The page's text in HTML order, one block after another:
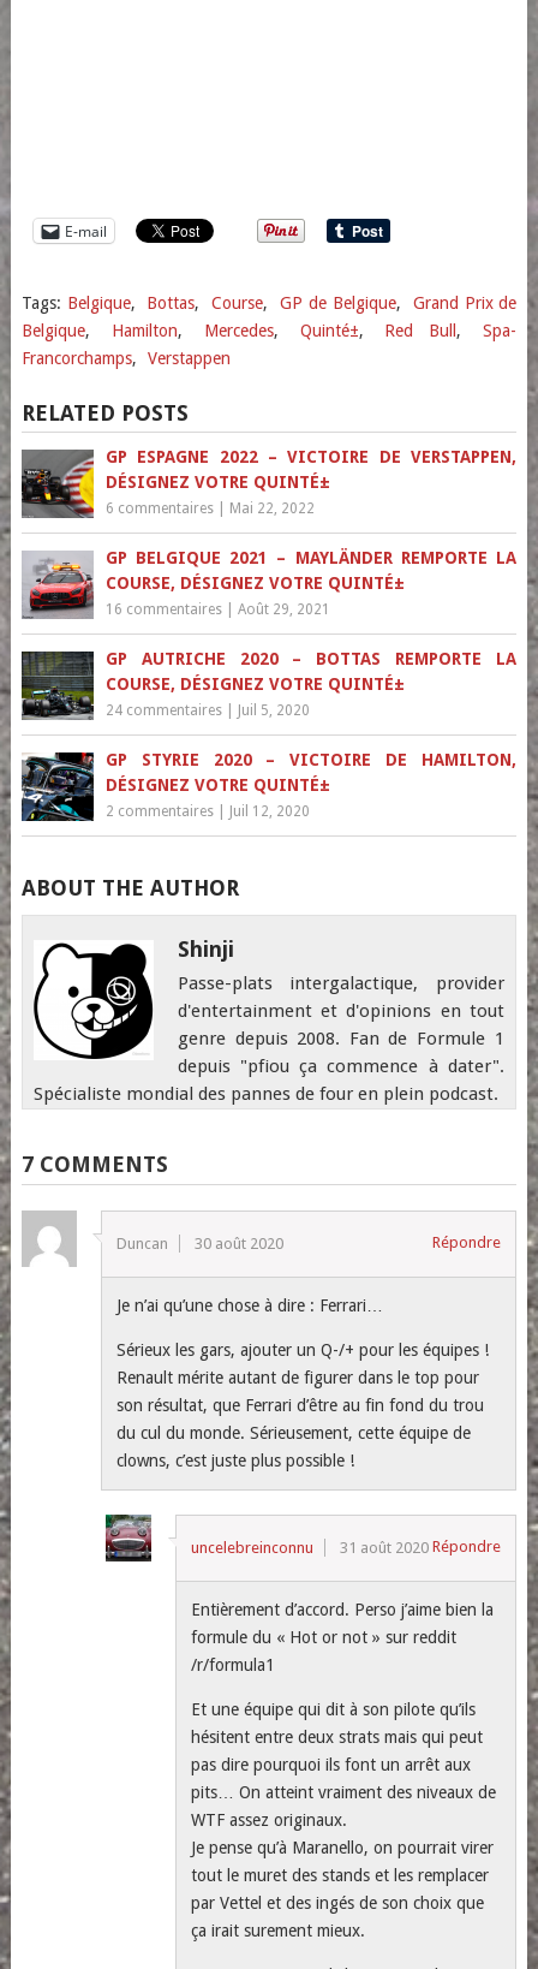
E-mail
Tags: Belgique, Bottas, Course, GP de Belgique,
Grand Prix de
Belgique, Hamilton, Mercedes, Quinté±, Red Bull ,
Spa-
Francorchamps, Verstappen
RELATED POSTS
GP ESPAGNE 2022 – VICTOIRE DE VERSTAPPEN,
DÉSIGNEZ VOTRE QUINTÉ±
6 commentaires| Mai 22, 2022
GP BELGIQUE 2021 – MAYLÄNDER REMPORTE LA
COURSE, DÉSIGNEZ VOTRE QUINTÉ±
16 commentaires| Août 29, 2021
GP AUTRICHE 2020 – BOTTAS REMPORTE LA
COURSE, DÉSIGNEZ VOTRE QUINTÉ±
24 commentaires| Juil 5, 2020
GP STYRIE 2020 – VICTOIRE DE HAMILTON,
DÉSIGNEZ VOTRE QUINTÉ±
2 commentaires| Juil 12, 2020
ABOUT THE AUTHOR
Shinji
Passe-plats intergalactique, provider
d'entertainment et d'opinions en tout
genre depuis 2008. Fan de Formule 1
depuis "pfiou ça commence à dater".
Spécialiste mondial des pannes de four en plein podcast.
7 COMMENTS
Duncan 30 août 2020 Répondre
Je n’ai qu’une chose à dire : Ferrari…
Sérieux les gars, ajouter un Q-/+ pour les équipes !
Renault mérite autant de figurer dans le top pour
son résultat, que Ferrari d’être au fin fond du trou
du cul du monde. Sérieusement, cette équipe de
clowns, c’est juste plus possible !
uncelebreinconnu 31 août 2020 Répondre
Entièrement d’accord. Perso j’aime bien la
formule du « Hot or not » sur reddit
/r/formula1
Et une équipe qui dit à son pilote qu’ils
hésitent entre deux strats mais qui peut
pas dire pourquoi ils font un arrêt aux
pits… On atteint vraiment des niveaux de
WTF assez originaux.
Je pense qu’à Maranello, on pourrait virer
tout le muret des stands et les remplacer
par Vettel et des ingés de son choix que
ça irait surement mieux.